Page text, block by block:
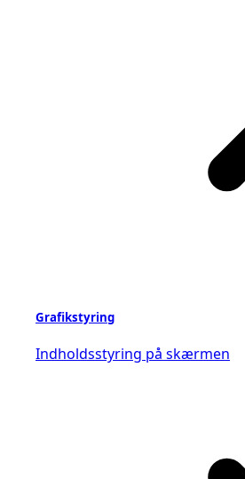
Grafikstyring
Indholdsstyring på skærmen